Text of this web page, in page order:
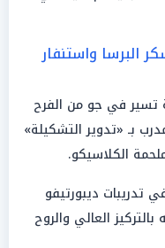
واستنفار
تسير في جو من الفرح
بـ «تدوير التشكيلة»
الكلاسيكو.
تدريبات ديبورتيفو
العالي والروح